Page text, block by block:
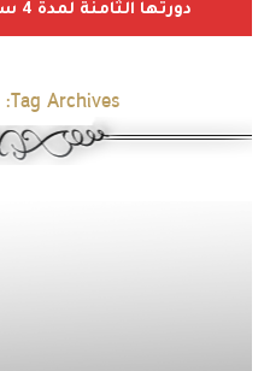
دورتها الثامنة لمدة 4 سنوات
Tag Archives: